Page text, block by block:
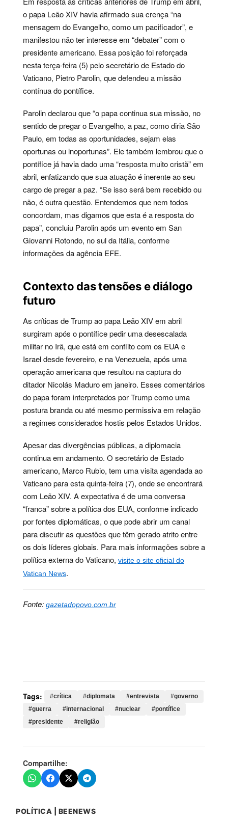
o papa Leão XIV havia afirmado sua crença “na
mensagem do Evangelho, como um pacificador”, e
manifestou não ter interesse em “debater” com o
presidente americano. Essa posição foi reforçada
nesta terça-feira (5) pelo secretário de Estado do
Vaticano, Pietro Parolin, que defendeu a missão
contínua do pontífice.
Parolin declarou que “o papa continua sua missão, no
sentido de pregar o Evangelho, a paz, como diria São
Paulo, em todas as oportunidades, sejam elas
oportunas ou inoportunas”. Ele também lembrou que o
pontífice já havia dado uma “resposta muito cristã” em
abril, enfatizando que sua atuação é inerente ao seu
cargo de pregar a paz. “Se isso será bem recebido ou
não, é outra questão. Entendemos que nem todos
concordam, mas digamos que esta é a resposta do
papa”, concluiu Parolin após um evento em San
Giovanni Rotondo, no sul da Itália, conforme
informações da agência EFE.
Contexto das tensões e diálogo
futuro
As críticas de Trump ao papa Leão XIV em abril
surgiram após o pontífice pedir uma desescalada
militar no Irã, que está em conflito com os EUA e
Israel desde fevereiro, e na Venezuela, após uma
operação americana que resultou na captura do
ditador Nicolás Maduro em janeiro. Esses comentários
do papa foram interpretados por Trump como uma
postura branda ou até mesmo permissiva em relação
a regimes considerados hostis pelos Estados Unidos.
Apesar das divergências públicas, a diplomacia
continua em andamento. O secretário de Estado
americano, Marco Rubio, tem uma visita agendada ao
Vaticano para esta quinta-feira (7), onde se encontrará
com Leão XIV. A expectativa é de uma conversa
“franca” sobre a política dos EUA, conforme indicado
por fontes diplomáticas, o que pode abrir um canal
para discutir as questões que têm gerado atrito entre
os dois líderes globais. Para mais informações sobre a
política externa do Vaticano, visite o site oficial do
Vatican News.
Fonte: gazetadopovo.com.br
Tags: #crítica #diplomata #entrevista
#governo
#guerra
#internacional #nuclear
#pontífice
#presidente
#religião
Compartilhe:
POLÍTICA | BEENEWS